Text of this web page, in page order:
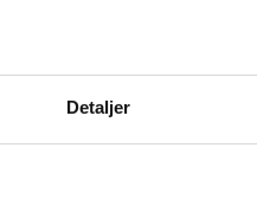
Detaljer
Automatic translation